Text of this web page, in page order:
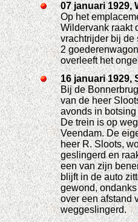
07 januari 1929,
Op het
Wildervank raakt
vrachtrijder bij de
2
overleeft het
16 januari 1929,
Bij de
van de heer
avonds in
De trein is op
Veendam. De
heer R. Sloots,
geslingerd en
een van zijn
blijft in de auto
gewond,
over een afstand
weggeslingerd.